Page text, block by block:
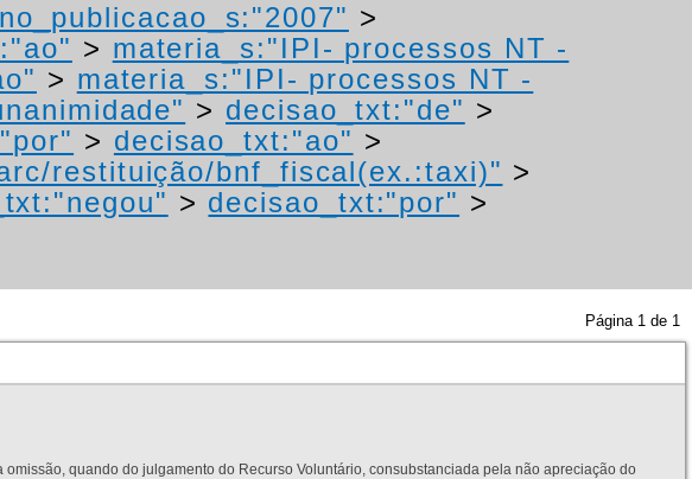
>
> materia_s:"IPI- processos NT -
> materia_s:"IPI- processos NT -
> decisao_txt:"de" >
> decisao_txt:"ao" >
restituição/bnf_fiscal(ex.:taxi)" >
> decisao_txt:"por" >
Página 1 de 1
omissão, quando do julgamento do Recurso Voluntário, consubstanciada pela não apreciação do